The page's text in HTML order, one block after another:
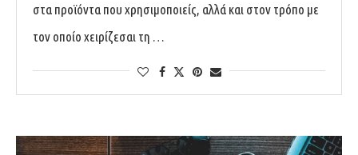
στα προϊόντα που χρησιμοποιείς, αλλά και στον τρόπο με
τον οποίο χειρίζεσαι τη …